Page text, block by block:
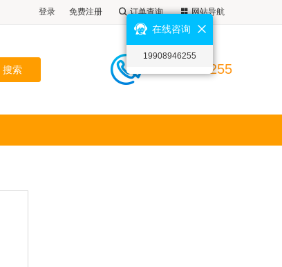
登录 免费注册 订单查询 网站导航
19908946255
在线咨询
19908946255